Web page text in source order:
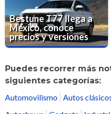
Bestune T77 llega a
México, conoce
precios y versiones
Puedes recorrer más
siguientes categorías:
Automovilismo
Autos